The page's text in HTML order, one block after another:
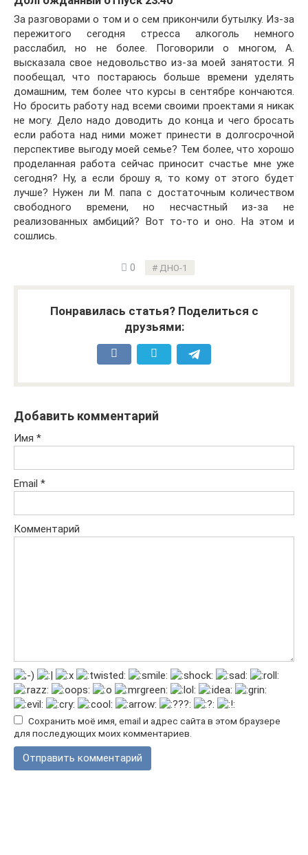
За разговорами о том и о сем прикончили бутылку. Из-за
пережитого сегодня стресса алкоголь немного
расслабил, но не более. Поговорили о многом, А.
высказала свое недовольство из-за моей занятости. Я
пообещал, что постараюсь больше времени уделять
домашним, тем более что курсы в сентябре кончаются.
Но бросить работу над всеми своими проектами я никак
не могу. Дело надо доводить до конца и чего бросать
если работа над ними может принести в долгосрочной
перспективе выгоду моей семье? Тем более, что хорошо
проделанная работа сейчас приносит счастье мне уже
сегодня? Ну, а если брошу я, то кому от этого будет
лучше? Нужен ли М. папа с достаточным количеством
свободного времени, но несчастный из-за не
реализованных амбиций? Вот то-то и оно. На этом и
сошлись.
0 ДНО-1
Понравилась статья? Поделиться с
друзьями:
Добавить комментарий
Имя *
Email *
Комментарий
Сохранить моё имя, email и адрес сайта в этом браузере
для последующих моих комментариев.